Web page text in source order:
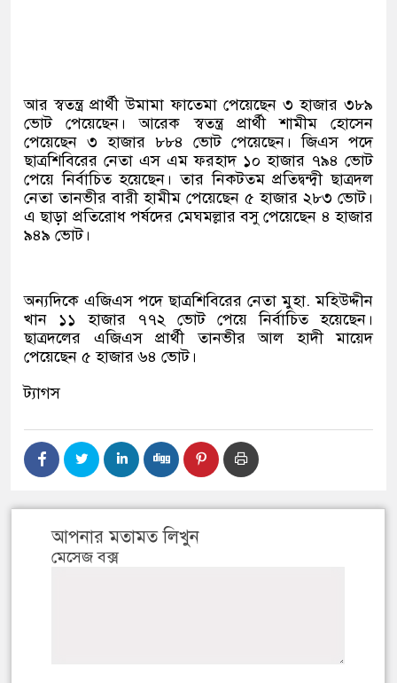
আর স্বতন্ত্র প্রার্থী উমামা ফাতেমা পেয়েছেন ৩ হাজার ৩৮৯
ভোট পেয়েছেন। আরেক স্বতন্ত্র প্রার্থী শামীম হোসেন
পেয়েছেন ৩ হাজার ৮৮৪ ভোট পেয়েছেন। জিএস পদে
ছাত্রশিবিরের নেতা এস এম ফরহাদ ১০ হাজার ৭৯৪ ভোট
পেয়ে নির্বাচিত হয়েছেন। তার নিকটতম প্রতিদ্বন্দ্বী ছাত্রদল
নেতা তানভীর বারী হামীম পেয়েছেন ৫ হাজার ২৮৩ ভোট।
এ ছাড়া প্রতিরোধ পর্ষদের মেঘমল্লার বসু পেয়েছেন ৪ হাজার
৯৪৯ ভোট।
অন্যদিকে এজিএস পদে ছাত্রশিবিরের নেতা মুহা. মহিউদ্দীন
খান ১১ হাজার ৭৭২ ভোট পেয়ে নির্বাচিত হয়েছেন।
ছাত্রদলের এজিএস প্রার্থী তানভীর আল হাদী মায়েদ
পেয়েছেন ৫ হাজার ৬৪ ভোট।
ট্যাগস
আপনার মতামত লিখুন
মেসেজ বক্স